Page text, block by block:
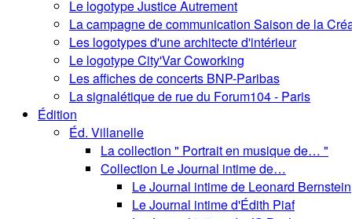
Le logotype Justice Autrement
La campagne de communication Saison de la
Les logotypes d'une architecte d'intérieur
Le logotype City'Var Coworking
Les affiches de concerts BNP-Paribas
La signalétique de rue du Forum104 - Paris
Édition
Éd. Villanelle
La collection " Portrait en musique de… "
Collection Le Journal intime de…
Le Journal intime de Leonard Bernstein
Le Journal intime d'Édith Piaf